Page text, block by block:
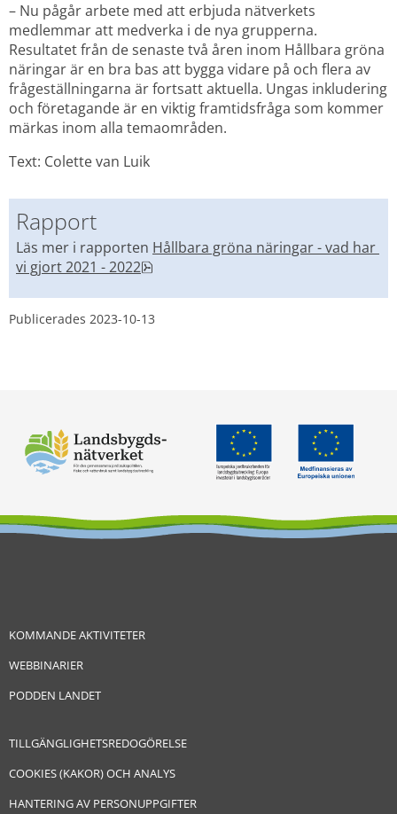
– Nu pågår arbete med att erbjuda nätverkets
medlemmar att medverka i de nya grupperna.
Resultatet från de senaste två åren inom Hållbara gröna
näringar är en bra bas att bygga vidare på och flera av
frågeställningarna är fortsatt aktuella. Ungas inkludering
och företagande är en viktig framtidsfråga som kommer
märkas inom alla temaområden.
Text: Colette van Luik
Rapport
Läs mer i rapporten Hållbara gröna näringar - vad har
vi gjort 2021 - 2022
Publicerades 2023-10-13
KOMMANDE AKTIVITETER
WEBBINARIER
PODDEN LANDET
TILLGÄNGLIGHETSREDOGÖRELSE
COOKIES (KAKOR) OCH ANALYS
HANTERING AV PERSONUPPGIFTER